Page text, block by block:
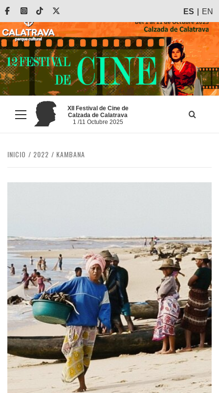
Saltar
contenido
FacebookInstagram
Tiktok ES EN
Menú
principal
XII Festival de Cine de
Calzada de Calatrava
1 /11 Octubre 2025
INICIO 2022 KAMBANA